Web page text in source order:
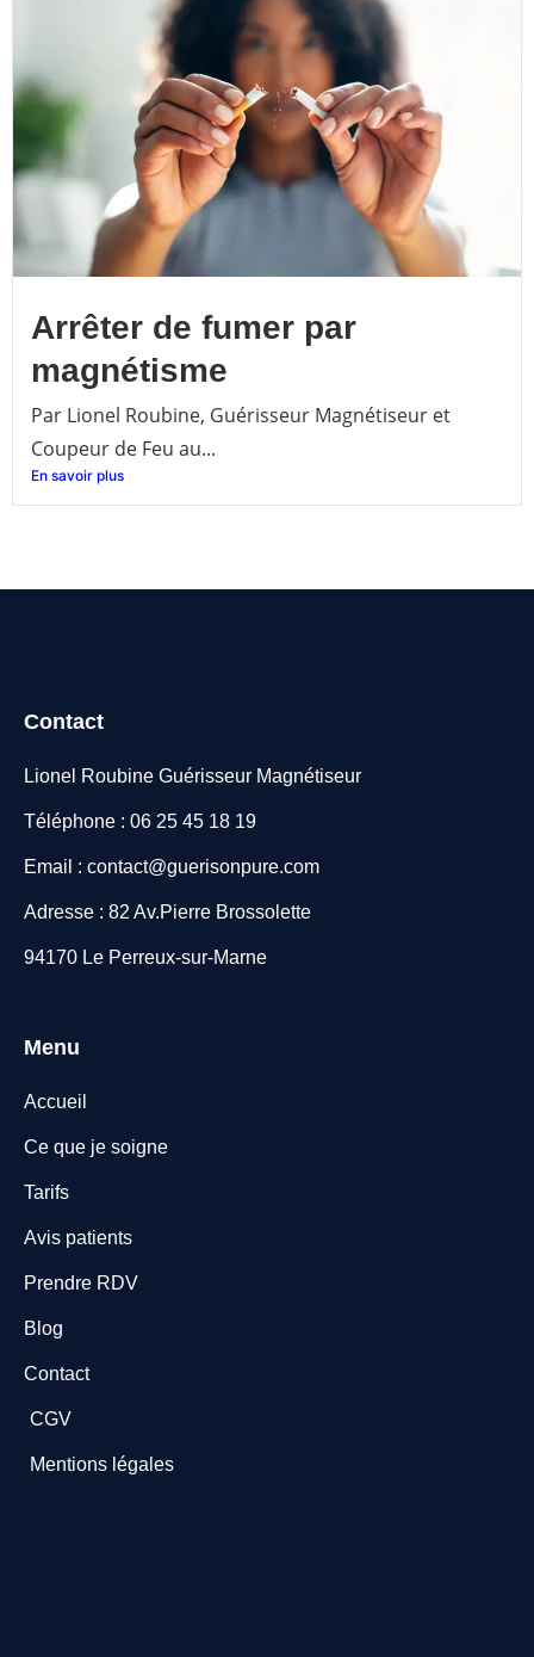
Arrêter de fumer par
magnétisme
Par Lionel Roubine, Guérisseur Magnétiseur et
Coupeur de Feu au...
En savoir plus
Contact
Lionel Roubine Guérisseur Magnétiseur
Téléphone : 06 25 45 18 19
Email : contact@guerisonpure.com
Adresse : 82 Av.Pierre Brossolette
94170 Le Perreux-sur-Marne
Menu
Accueil
Ce que je soigne
Tarifs
Avis patients
Prendre RDV
Blog
Contact
CGV
Mentions légales